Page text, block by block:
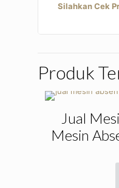
Silahkan Cek
Produk
Jual
Mesin